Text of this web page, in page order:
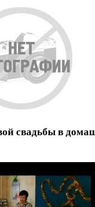
свадьбы в